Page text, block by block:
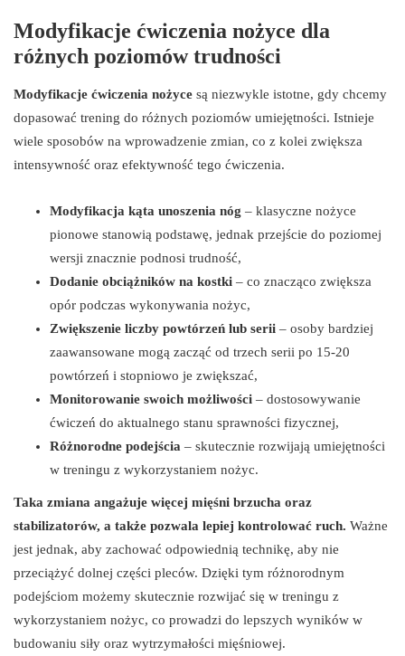
Modyfikacje ćwiczenia nożyce dla
różnych poziomów trudności
Modyfikacje ćwiczenia nożyce są niezwykle istotne, gdy chcemy
dopasować trening do różnych poziomów umiejętności. Istnieje
wiele sposobów na wprowadzenie zmian, co z kolei zwiększa
intensywność oraz efektywność tego ćwiczenia.
Modyfikacja kąta unoszenia nóg – klasyczne nożyce
pionowe stanowią podstawę, jednak przejście do poziomej
wersji znacznie podnosi trudność,
Dodanie obciążników na kostki – co znacząco zwiększa
opór podczas wykonywania nożyc,
Zwiększenie liczby powtórzeń lub serii – osoby bardziej
zaawansowane mogą zacząć od trzech serii po 15-20
powtórzeń i stopniowo je zwiększać,
Monitorowanie swoich możliwości – dostosowywanie
ćwiczeń do aktualnego stanu sprawności fizycznej,
Różnorodne podejścia – skutecznie rozwijają umiejętności
w treningu z wykorzystaniem nożyc.
Taka zmiana angażuje więcej mięśni brzucha oraz
stabilizatorów, a także pozwala lepiej kontrolować ruch. Ważne
jest jednak, aby zachować odpowiednią technikę, aby nie
przeciążyć dolnej części pleców. Dzięki tym różnorodnym
podejściom możemy skutecznie rozwijać się w treningu z
wykorzystaniem nożyc, co prowadzi do lepszych wyników w
budowaniu siły oraz wytrzymałości mięśniowej.